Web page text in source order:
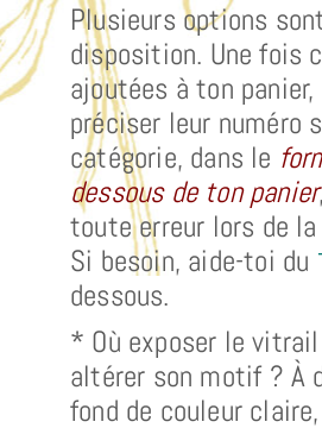
Plusieurs options
disposition. Une fois
ajoutées à ton panier,
préciser leur numéro
catégorie, dans le
dessous de ton panier
toute erreur lors de
Si besoin, aide-toi du
dessous.
* Où exposer le
altérer son motif ? À
fond de couleur